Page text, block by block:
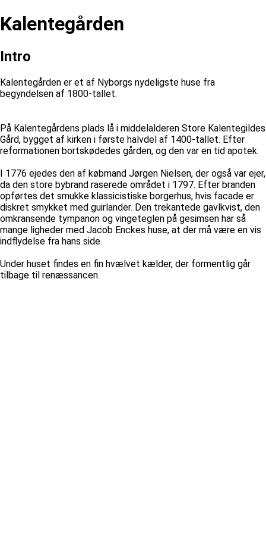
Kalentegården
Intro
Kalentegården er et af Nyborgs nydeligste huse fra
begyndelsen af 1800-tallet.
På Kalentegårdens plads lå i middelalderen Store Kalentegildes
Gård, bygget af kirken i første halvdel af 1400-tallet. Efter
reformationen bortskødedes gården, og den var en tid apotek.
I 1776 ejedes den af købmand Jørgen Nielsen, der også var ejer,
da den store bybrand raserede området i 1797. Efter branden
opførtes det smukke klassicistiske borgerhus, hvis facade er
diskret smykket med guirlander. Den trekantede gavlkvist, den
omkransende tympanon og vingeteglen på gesimsen har så
mange ligheder med Jacob Enckes huse, at der må være en vis
indflydelse fra hans side.
Under huset findes en fin hvælvet kælder, der formentlig går
tilbage til renæssancen.